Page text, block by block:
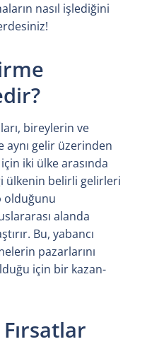
nasıl işlediğini
bireylerin ve
gelir üzerinden
iki ülke arasında
ülkenin belirli gelirleri
olduğunu
alanda
Bu, yabancı
pazarlarını
için bir kazan-